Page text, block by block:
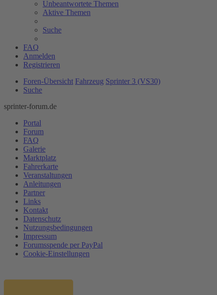
Unbeantwortete Themen
Aktive Themen
Suche
FAQ
Anmelden
Registrieren
Foren-Übersicht Fahrzeug Sprinter 3 (VS30)
Suche
sprinter-forum.de
Portal
Forum
FAQ
Galerie
Marktplatz
Fahrerkarte
Veranstaltungen
Anleitungen
Partner
Links
Kontakt
Datenschutz
Nutzungsbedingungen
Impressum
Forumsspende per PayPal
Cookie-Einstellungen